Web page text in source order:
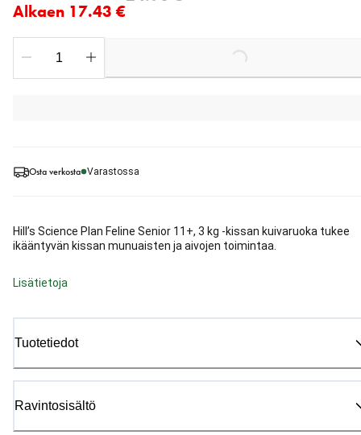
Osta verkosta Varastossa
Hill’s Science Plan Feline Senior 11+, 3 kg -kissan kuivaruoka tukee
ikääntyvän kissan munuaisten ja aivojen toimintaa.
Lisätietoja
Tuotetiedot
Ravintosisältö
Alkaen 17.43 €
Loading...